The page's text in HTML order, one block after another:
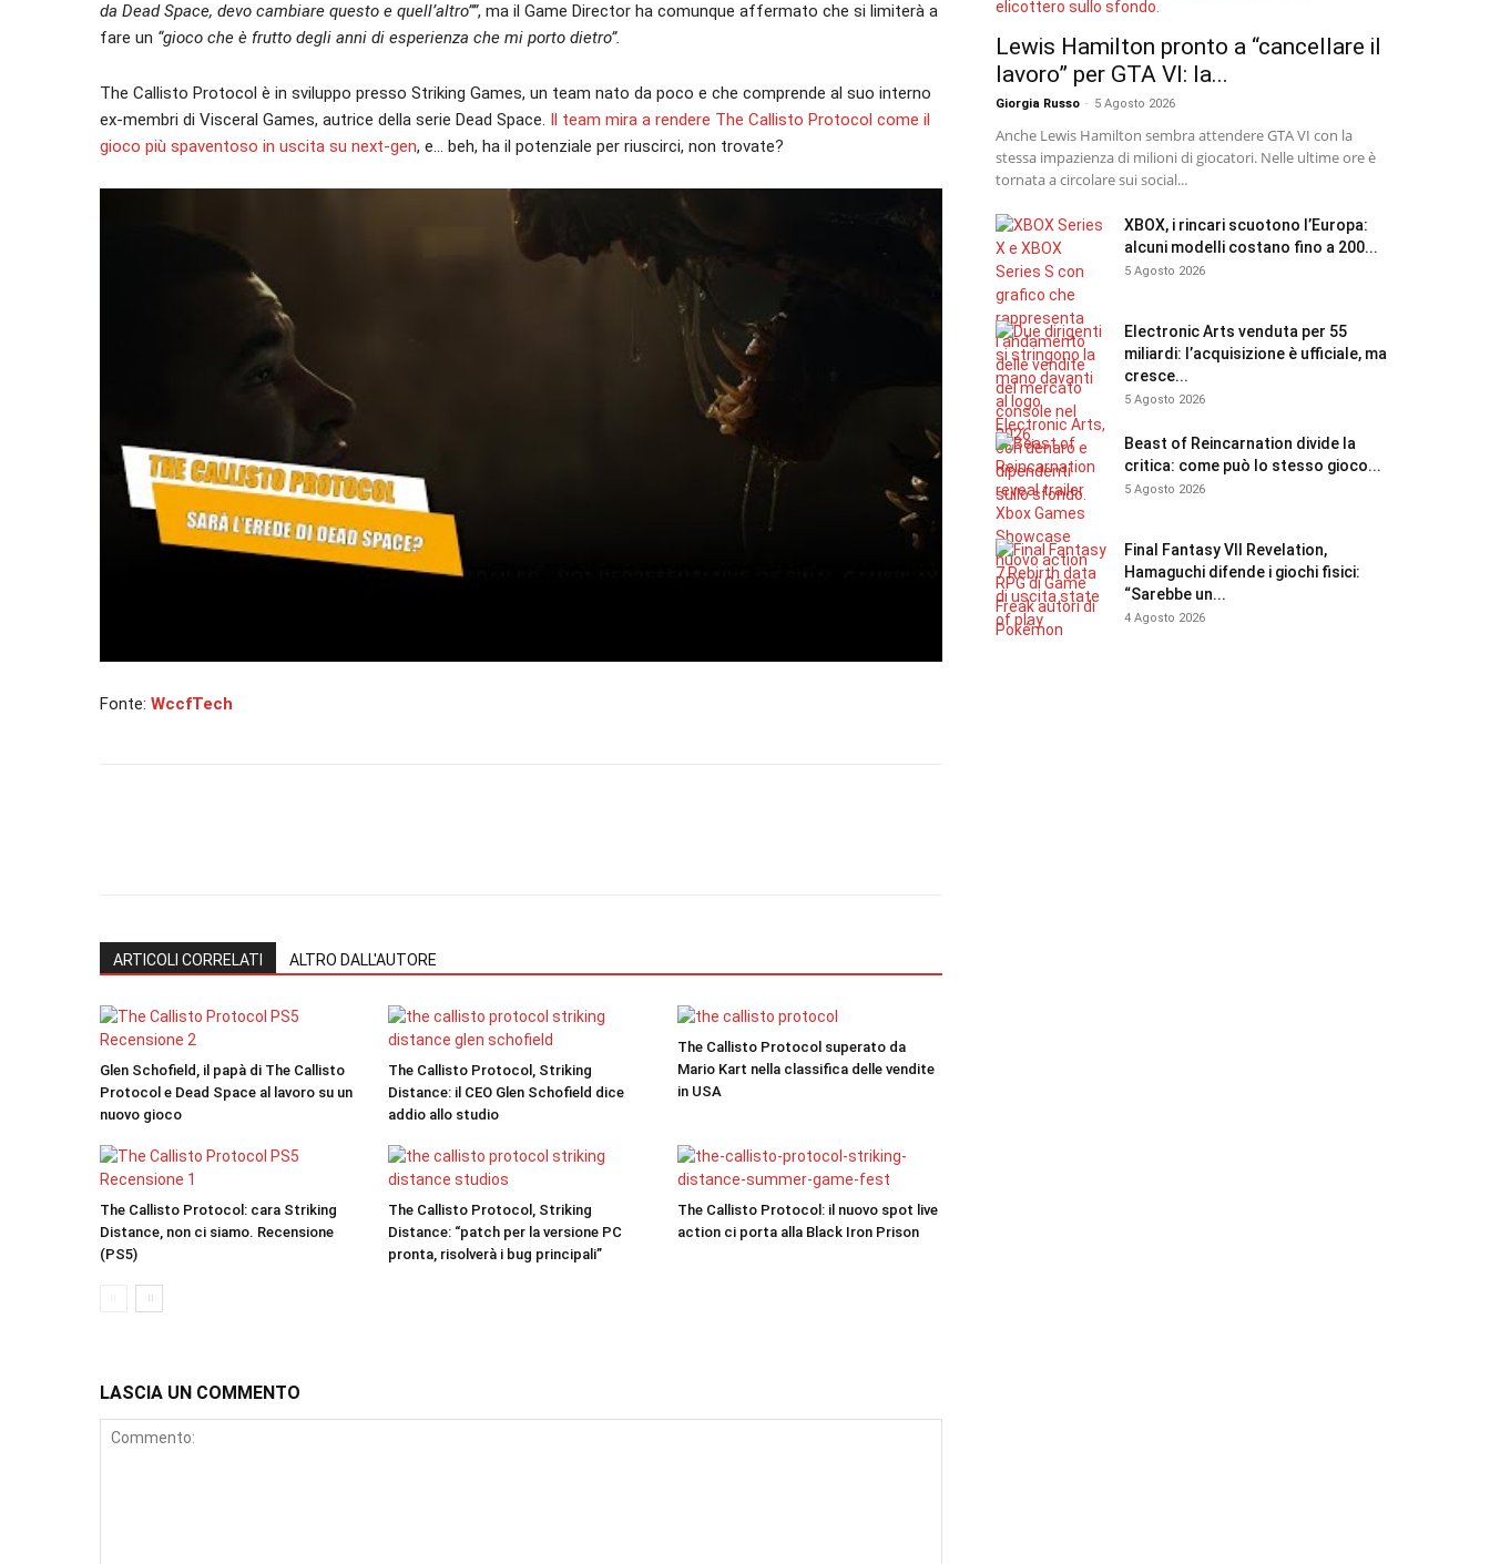
da Dead Space, devo cambiare questo e quell’altro””, ma il Game Director ha comunque affermato che si limiterà a
fare un “gioco che è frutto degli anni di esperienza che mi porto dietro”.
The Callisto Protocol è in sviluppo presso Striking Games, un team nato da poco e che comprende al suo interno
ex-membri di Visceral Games, autrice della serie Dead Space. Il team mira a rendere The Callisto Protocol come il
gioco più spaventoso in uscita su next-gen, e… beh, ha il potenziale per riuscirci, non trovate?
Fonte: WccfTech
ARTICOLI CORRELATI ALTRO DALL'AUTORE
Glen Schofield, il papà di The Callisto
Protocol e Dead Space al lavoro su un
nuovo gioco
The Callisto Protocol, Striking
Distance: il CEO Glen Schofield dice
addio allo studio
The Callisto Protocol superato da
Mario Kart nella classifica delle vendite
in USA
The Callisto Protocol: cara Striking
Distance, non ci siamo. Recensione
(PS5)
The Callisto Protocol, Striking
Distance: “patch per la versione PC
pronta, risolverà i bug principali”
The Callisto Protocol: il nuovo spot live
action ci porta alla Black Iron Prison
LASCIA UN COMMENTO
Lewis Hamilton pronto a “cancellare il
lavoro” per GTA VI: la...
Giorgia Russo - 5 Agosto 2026
Anche Lewis Hamilton sembra attendere GTA VI con la
stessa impazienza di milioni di giocatori. Nelle ultime ore è
tornata a circolare sui social...
XBOX, i rincari scuotono l’Europa:
alcuni modelli costano fino a 200...
5 Agosto 2026
Electronic Arts venduta per 55
miliardi: l’acquisizione è ufficiale, ma
cresce...
5 Agosto 2026
Beast of Reincarnation divide la
critica: come può lo stesso gioco...
5 Agosto 2026
Final Fantasy VII Revelation,
Hamaguchi difende i giochi fisici:
“Sarebbe un...
4 Agosto 2026